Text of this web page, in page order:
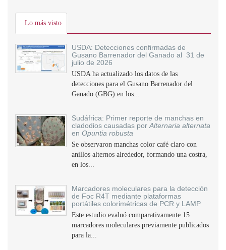
Lo más visto
USDA: Detecciones confirmadas de
Gusano Barrenador del Ganado al 31 de
julio de 2026
USDA ha actualizado los datos de las
detecciones para el Gusano Barrenador del
Ganado (GBG) en los...
Sudáfrica: Primer reporte de manchas en
cladodios causadas por Alternaria alternata
en Opuntia robusta
Se observaron manchas color café claro con
anillos alternos alrededor, formando una costra,
en los...
Marcadores moleculares para la detección
de Foc R4T mediante plataformas
portátiles colorimétricas de PCR y LAMP
Este estudio evaluó comparativamente 15
marcadores moleculares previamente publicados
para la...